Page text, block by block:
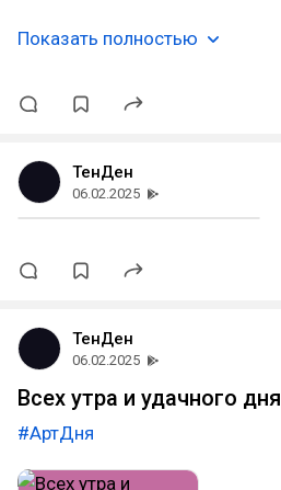
Показать полностью
ТенДен
06.02.2025
ТенДен
06.02.2025
Всех утра и удачного дня
#АртДня